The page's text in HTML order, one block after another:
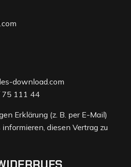
download.com
75 111 44
Erklärung (z. B. per E-Mail)
diesen Vertrag zu